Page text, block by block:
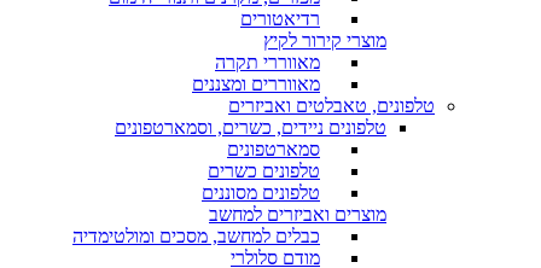
רדיאטורים
מוצרי קירור לקיץ
מאווררי תקרה
מאווררים ומצננים
טלפונים, טאבלטים ואביזרים
טלפונים ניידים, כשרים, וסמארטפונים
סמארטפונים
טלפונים כשרים
טלפונים מסוננים
מוצרים ואביזרים למחשב
כבלים למחשב, מסכים ומולטימדיה
מודם סלולרי